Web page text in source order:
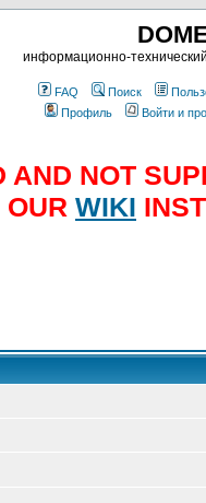
информационно-
FAQ Поиск
Профиль
Войти и
AND NOT
WIKI